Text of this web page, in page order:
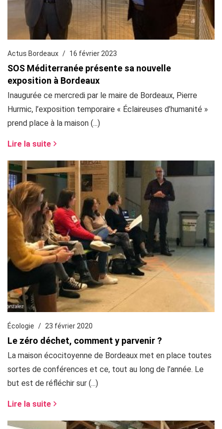
Actus Bordeaux 16 février 2023
SOS Méditerranée présente sa nouvelle
exposition à Bordeaux
Inaugurée ce mercredi par le maire de Bordeaux, Pierre
Hurmic, l’exposition temporaire « Éclaireuses d’humanité »
prend place à la maison (...)
Lire la suite
Écologie 23 février 2020
Le zéro déchet, comment y parvenir ?
La maison écocitoyenne de Bordeaux met en place toutes
sortes de conférences et ce, tout au long de l’année. Le
but est de réfléchir sur (...)
Lire la suite